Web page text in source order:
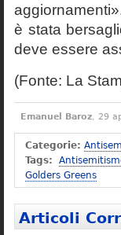
è stata
deve essere
(Fonte: La
Emanuel Baroz, 29
Categorie:
Tags:
Golders Greens
Articoli